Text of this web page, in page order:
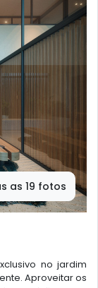
as 19 fotos
no jardim
Aproveitar os